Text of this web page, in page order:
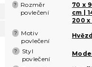
?
Rozměr
povlečení
70 x
cm |
200 x
?
Motiv
povlečení
?
Styl
povlečení